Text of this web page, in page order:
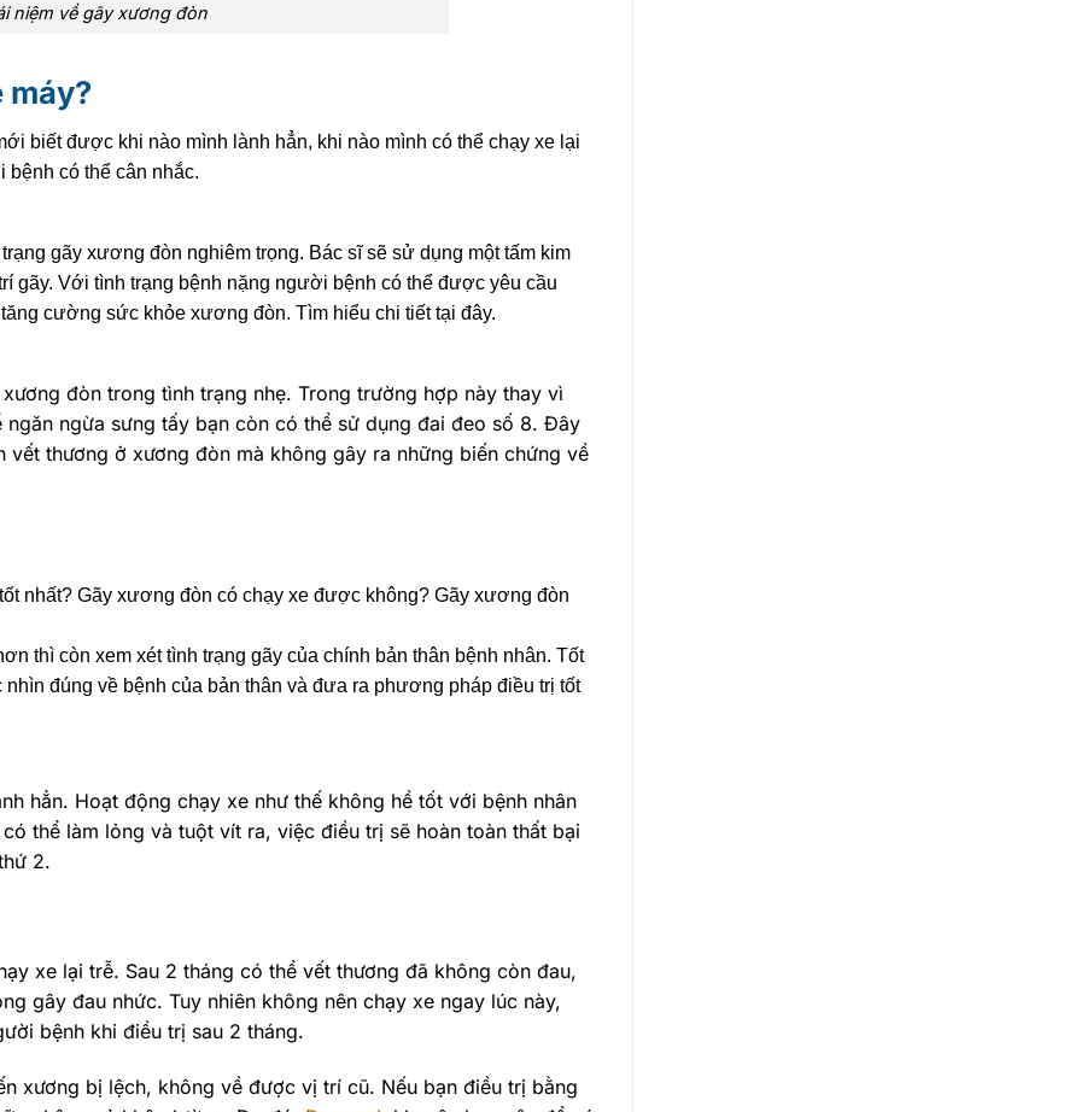
niệm về gãy xương đòn
máy?
biết được khi nào mình lành hẳn, khi nào mình có thể chạy xe lại
có thể cân nhắc.
gãy xương đòn nghiêm trọng. Bác sĩ sẽ sử dụng một tấm kim
gãy. Với tình trạng bệnh nặng người bệnh có thể được yêu cầu
cường sức khỏe xương đòn. Tìm hiểu chi tiết tại đây.
đòn trong tình trạng nhẹ. Trong trường hợp này thay vì
ngừa sưng tấy bạn còn có thể sử dụng đai đeo số 8. Đây
thương ở xương đòn mà không gây ra những biến chứng về
nhất? Gãy xương đòn có chạy xe được không? Gãy xương đòn
thì còn xem xét tình trạng gãy của chính bản thân bệnh nhân. Tốt
đúng về bệnh của bản thân và đưa ra phương pháp điều trị tốt
hẳn. Hoạt động chạy xe như thế không hề tốt với bệnh nhân
thể làm lỏng và tuột vít ra, việc điều trị sẽ hoàn toàn thất bại
2.
xe lại trễ. Sau 2 tháng có thể vết thương đã không còn đau,
gây đau nhức. Tuy nhiên không nên chạy xe ngay lúc này,
bệnh khi điều trị sau 2 tháng.
xương bị lệch, không về được vị trí cũ. Nếu bạn điều trị bằng